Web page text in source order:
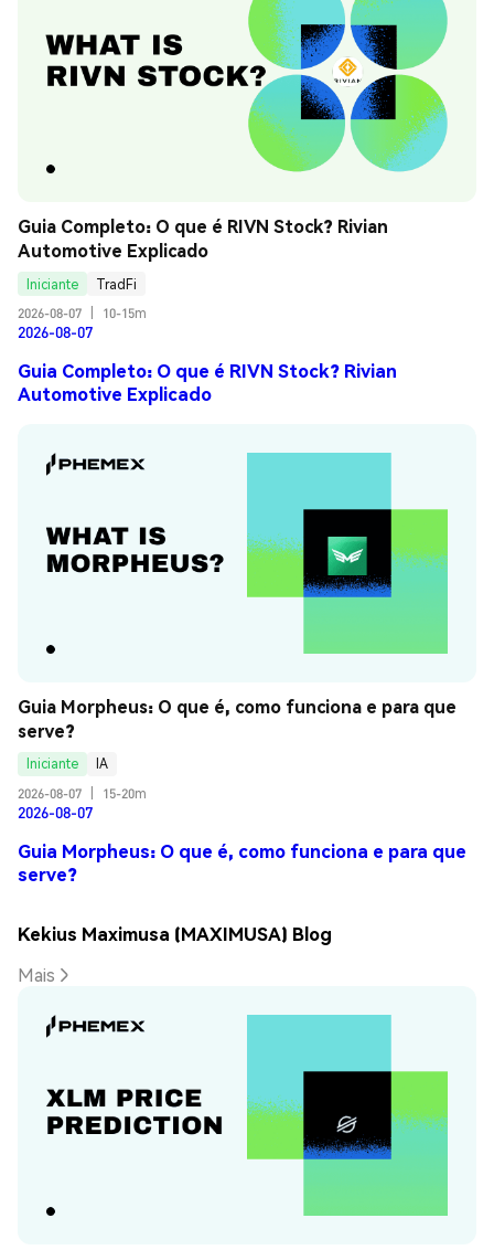
Guia Completo: O que é RIVN Stock? Rivian
Automotive Explicado
Iniciante
TradFi
2026-08-07
10-15m
2026-08-07
Guia Completo: O que é RIVN Stock? Rivian
Automotive Explicado
Guia Morpheus: O que é, como funciona e para que
serve?
Iniciante
IA
2026-08-07
15-20m
2026-08-07
Guia Morpheus: O que é, como funciona e para que
serve?
Kekius Maximusa (MAXIMUSA) Blog
Mais